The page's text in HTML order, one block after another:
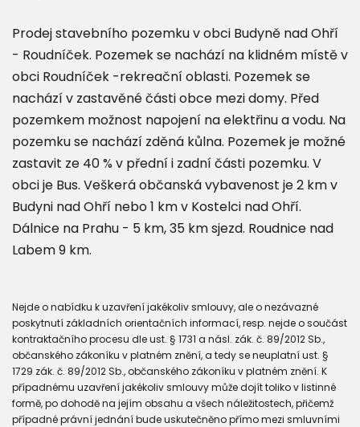
Prodej stavebního pozemku v obci Budyně nad Ohří
- Roudníček. Pozemek se nachází na klidném místě v
obci Roudníček -rekreační oblasti. Pozemek se
nachází v zastavěné části obce mezi domy. Před
pozemkem možnost napojení na elektřinu a vodu. Na
pozemku se nachází zděná kůlna. Pozemek je možné
zastavit ze 40 % v přední i zadní části pozemku. V
obci je Bus. Veškerá občanská vybavenost je 2 km v
Budyni nad Ohří nebo 1 km v Kostelci nad Ohří.
Dálnice na Prahu - 5 km, 35 km sjezd. Roudnice nad
Labem 9 km.
Nejde o nabídku k uzavření jakékoliv smlouvy, ale o nezávazné
poskytnutí základních orientačních informací, resp. nejde o součást
kontraktačního procesu dle ust. § 1731 a násl. zák. č. 89/2012 Sb.,
občanského zákoníku v platném znění, a tedy se neuplatní ust. §
1729 zák. č. 89/2012 Sb., občanského zákoníku v platném znění. K
případnému uzavření jakékoliv smlouvy může dojít toliko v listinné
formě, po dohodě na jejím obsahu a všech náležitostech, přičemž
případné právní jednání bude uskutečněno přímo mezi smluvními